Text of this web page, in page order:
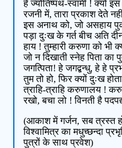
हे ज्योतिष्पथ-स्वामी ! क्यों
रजनी में, तारा प्रकाश देते
इस अनाथ को, जो असहाय
पड़ा दुःख के गर्त बीच अति
हाय ! तुम्हारी करुणा को भी
जो न दिखाती स्नेह पिता का
जगत्पिता! हे जगद्बन्धु, हे हे
तुम तो हो, फिर क्यों दुःख
त्राहि-त्राहि करुणालय !
रखो, बचा लो ! विनती है
(आकाश में गर्जन, सब त्रस्त
विश्वामित्र का मधुच्छन्दा
पुत्रों के साथ प्रवेश)